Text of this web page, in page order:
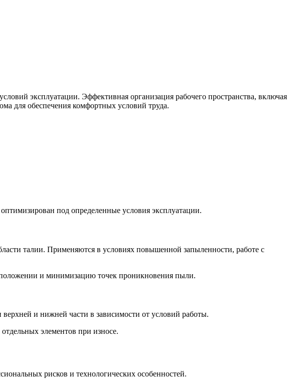
эксплуатации. Эффективная организация рабочего пространства, включая
для обеспечения комфортных условий труда.
под определенные условия эксплуатации.
талии. Применяются в условиях повышенной запыленности, работе с
и минимизацию точек проникновения пыли.
и нижней части в зависимости от условий работы.
элементов при износе.
рисков и технологических особенностей.